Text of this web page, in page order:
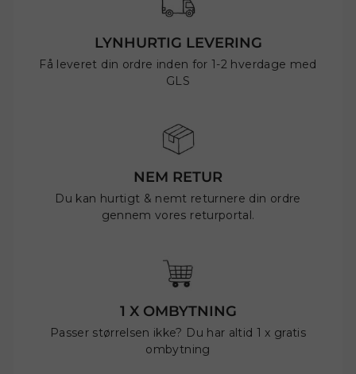
LYNHURTIG LEVERING
Få leveret din ordre inden for 1-2 hverdage med
GLS
NEM RETUR
Du kan hurtigt & nemt returnere din ordre
gennem vores returportal.
1 X OMBYTNING
Passer størrelsen ikke? Du har altid 1 x gratis
ombytning